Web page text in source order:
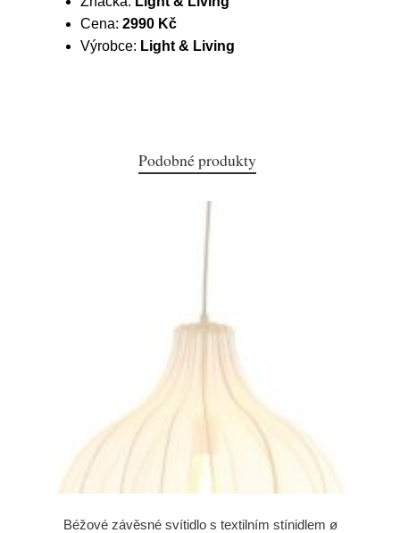
Cena: 2990 Kč
Výrobce: Light & Living
Podobné produkty
Béžové závěsné svítidlo s textilním stínidlem ø